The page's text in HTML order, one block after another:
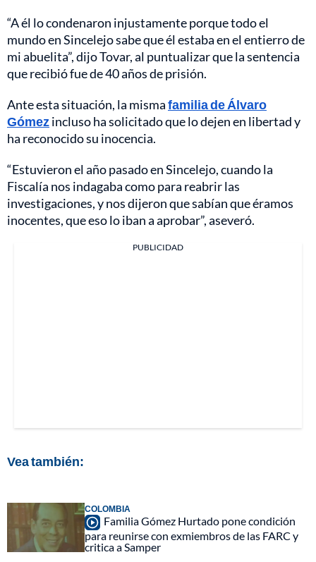
“A él lo condenaron injustamente porque todo el
mundo en Sincelejo sabe que él estaba en el entierro de
mi abuelita”, dijo Tovar, al puntualizar que la sentencia
que recibió fue de 40 años de prisión.
Ante esta situación, la mismafamilia de Álvaro
Gómezincluso ha solicitado que lo dejen en libertad y
ha reconocido su inocencia.
“Estuvieron el año pasado en Sincelejo, cuando la
Fiscalía nos indagaba como para reabrir las
investigaciones, y nos dijeron que sabían que éramos
inocentes, que eso lo iban a aprobar”, aseveró.
PUBLICIDAD
Vea también:
COLOMBIA
Familia Gómez Hurtado pone condición
para reunirse con exmiembros de las FARC y
critica a Samper